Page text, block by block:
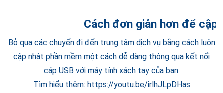
Cách đơn giản hơn để cập
Bỏ qua các chuyến đi đến trung tâm dịch vụ bằng cách luôn
cập nhật phần mềm một cách dễ dàng thông qua kết nối
cáp USB với máy tính xách tay của bạn.
Tìm hiểu thêm: https://youtu.be/irlhJLpDHas